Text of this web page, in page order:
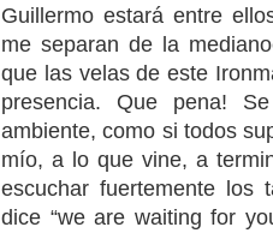
Guillermo estará entre
me separan de la
que las velas de este
presencia. Que pena!
ambiente, como si todos
mío, a lo que vine, a
escuchar fuertemente los
dice “we are waiting for